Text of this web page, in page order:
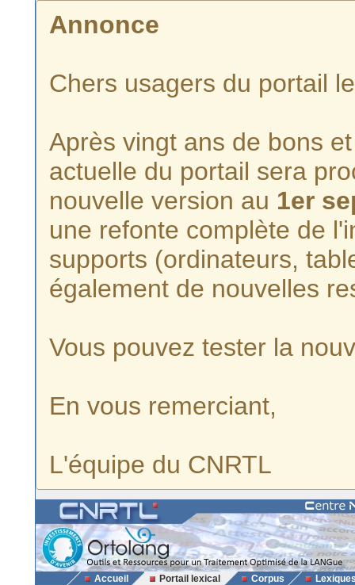
Annonce
Chers usagers du portail
Après vingt ans de bons
actuelle du portail sera
nouvelle version au 1er
une refonte complète de
supports (ordinateurs,
également de nouvelles
Vous pouvez tester la
En vous remerciant,
L'équipe du CNRTL
Accueil Portail lexical Corpus